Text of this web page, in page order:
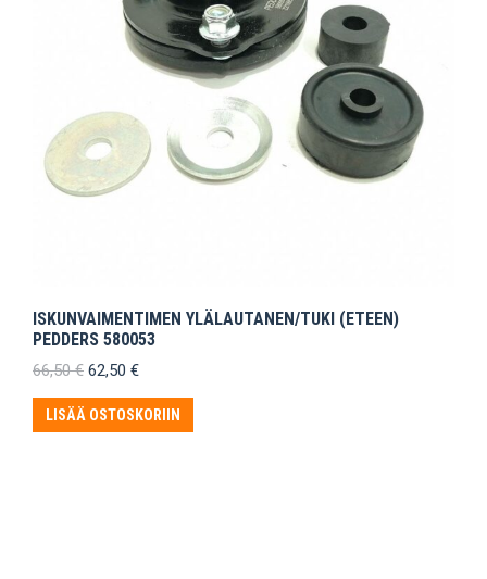
ISKUNVAIMENTIMEN YLÄLAUTANEN/TUKI (ETEEN)
PEDDERS 580053
66,50€ Alkuperäinen
oli:
66,50 €.
62,50 €Nykyinen
on:
62,50 €.
LISÄÄ OSTOSKORIIN